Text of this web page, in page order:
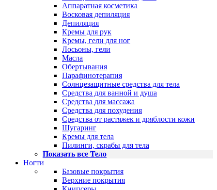
Аппаратная косметика
Восковая депиляция
Депиляция
Кремы для рук
Кремы, гели для ног
Лосьоны, гели
Масла
Обертывания
Парафинотерапия
Солнцезащитные средства для тела
Средства для ванной и душа
Средства для массажа
Средства для похудения
Средства от растяжек и дряблости кожи
Шугаринг
Кремы для тела
Пилинги, скрабы для тела
Показать все Тело
Ногти
Базовые покрытия
Верхние покрытия